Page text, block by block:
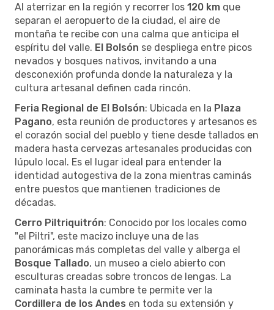
Al aterrizar en la región y recorrer los 120 km que
separan el aeropuerto de la ciudad, el aire de
montaña te recibe con una calma que anticipa el
espíritu del valle. El Bolsón se despliega entre picos
nevados y bosques nativos, invitando a una
desconexión profunda donde la naturaleza y la
cultura artesanal definen cada rincón.
Feria Regional de El Bolsón: Ubicada en la Plaza
Pagano, esta reunión de productores y artesanos es
el corazón social del pueblo y tiene desde tallados en
madera hasta cervezas artesanales producidas con
lúpulo local. Es el lugar ideal para entender la
identidad autogestiva de la zona mientras caminás
entre puestos que mantienen tradiciones de
décadas.
Cerro Piltriquitrón: Conocido por los locales como
"el Piltri", este macizo incluye una de las
panorámicas más completas del valle y alberga el
Bosque Tallado, un museo a cielo abierto con
esculturas creadas sobre troncos de lengas. La
caminata hasta la cumbre te permite ver la
Cordillera de los Andes en toda su extensión y